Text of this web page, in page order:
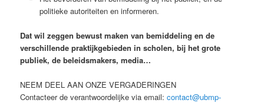
politieke autoriteiten en informeren.
Dat wil zeggen bewust maken van bemiddeling en de
verschillende praktijkgebieden in scholen, bij het grote
publiek, de beleidsmakers, media…
NEEM DEEL AAN ONZE VERGADERINGEN
Contacteer de verantwoordelijke via email:contact@ubmp-